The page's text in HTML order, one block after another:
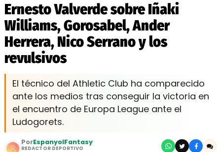
Ernesto Valverde sobre Iñaki
Williams, Gorosabel, Ander
Herrera, Nico Serrano y los
revulsivos
El técnico del Athletic Club ha comparecido
ante los medios tras conseguir la victoria en
el encuentro de Europa League ante el
Ludogorets.
PorEspanyolFantasy
REDACTOR DEPORTIVO